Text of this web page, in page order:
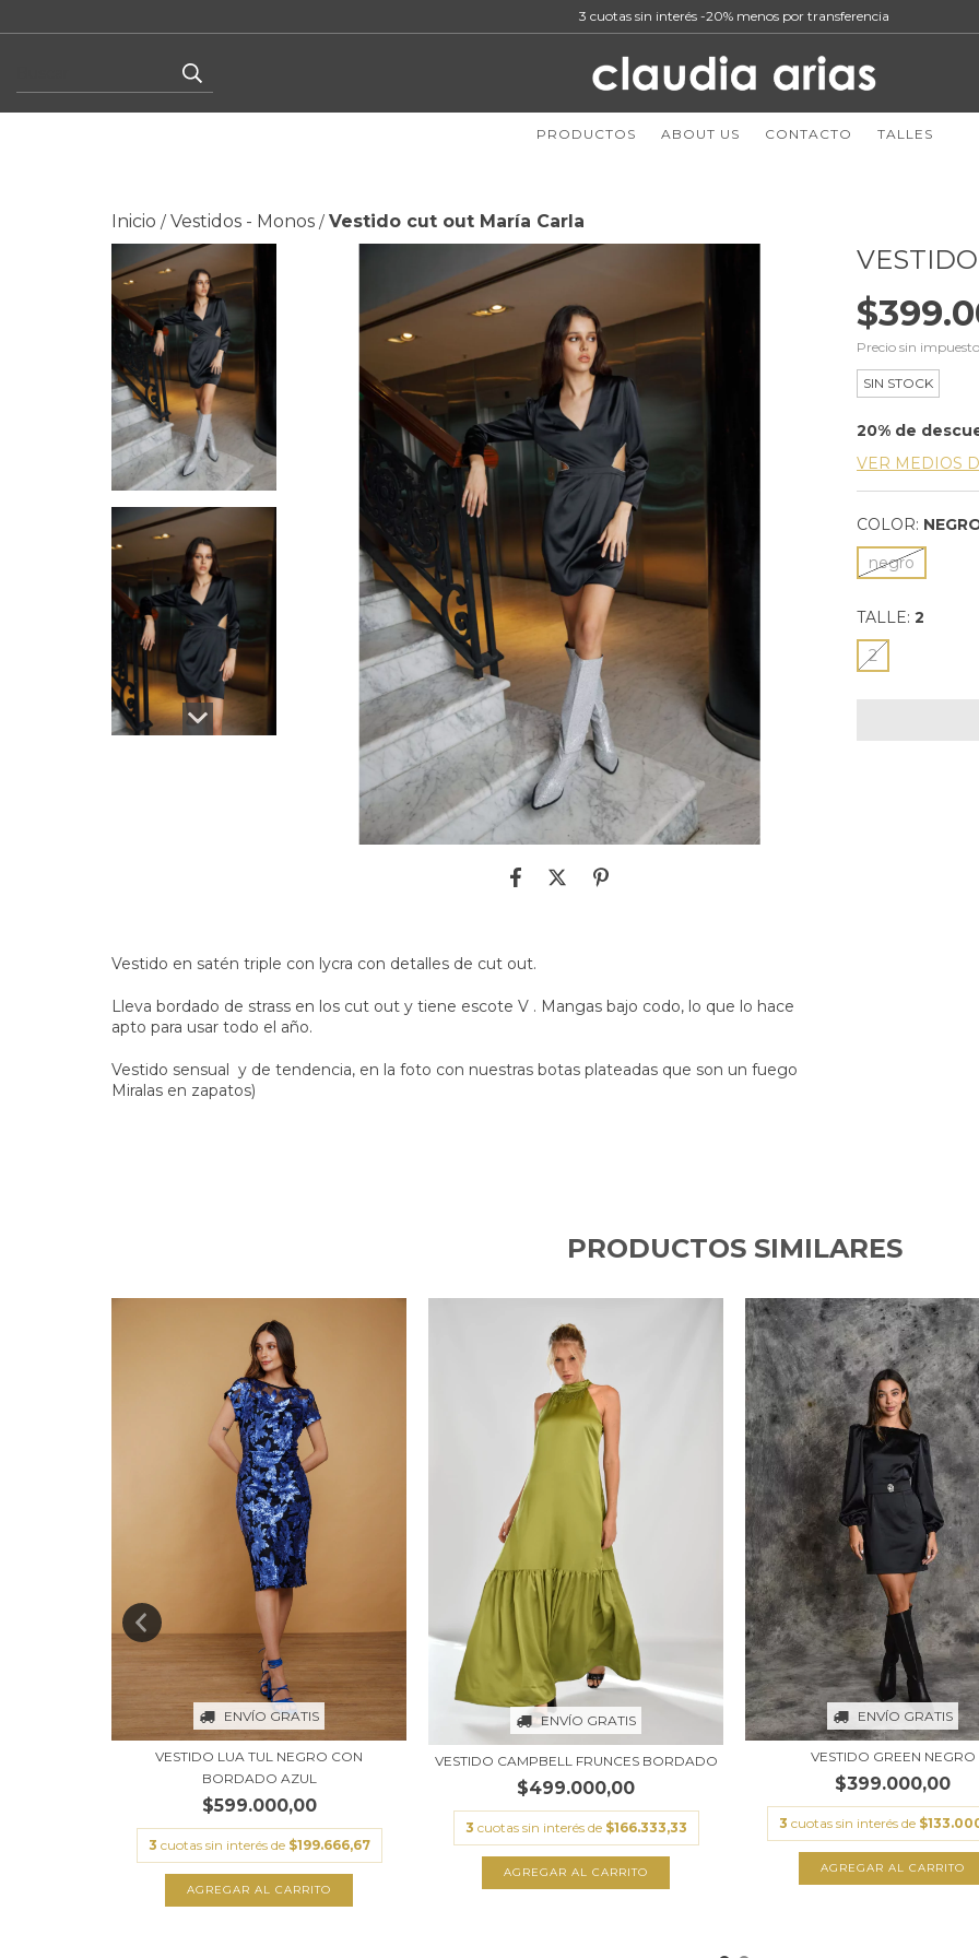
3 cuotas sin interés -20% menos por transferencia
PRODUCTOS ABOUT US CONTACTO TALLES
Inicio / Vestidos - Monos / Vestido cut out María Carla
Vestido en satén triple con lycra con detalles de cut out.
Lleva bordado de strass en los cut out y tiene escote V . Mangas bajo codo, lo que lo hace
apto para usar todo el año.
Vestido sensual y de tendencia, en la foto con nuestras botas plateadas que son un fuego
Miralas en zapatos)
Precio sin
SIN STOCK
20% de
VER MEDIOS
COLOR:
negro
TALLE: 2
2
PRODUCTOS SIMILARES
ENVÍO GRATIS
VESTIDO LUA TUL NEGRO CON
BORDADO AZUL
$599.000,00
3 cuotas sin interés de $199.666,67
AGREGAR AL CARRITO
ENVÍO GRATIS
VESTIDO CAMPBELL FRUNCES BORDADO
$499.000,00
3 cuotas sin interés de $166.333,33
AGREGAR AL CARRITO
ENVÍO GRATIS
VESTIDO GREEN NEGRO
$399.000,00
3 cuotas sin interés de
AGREGAR AL CARRITO